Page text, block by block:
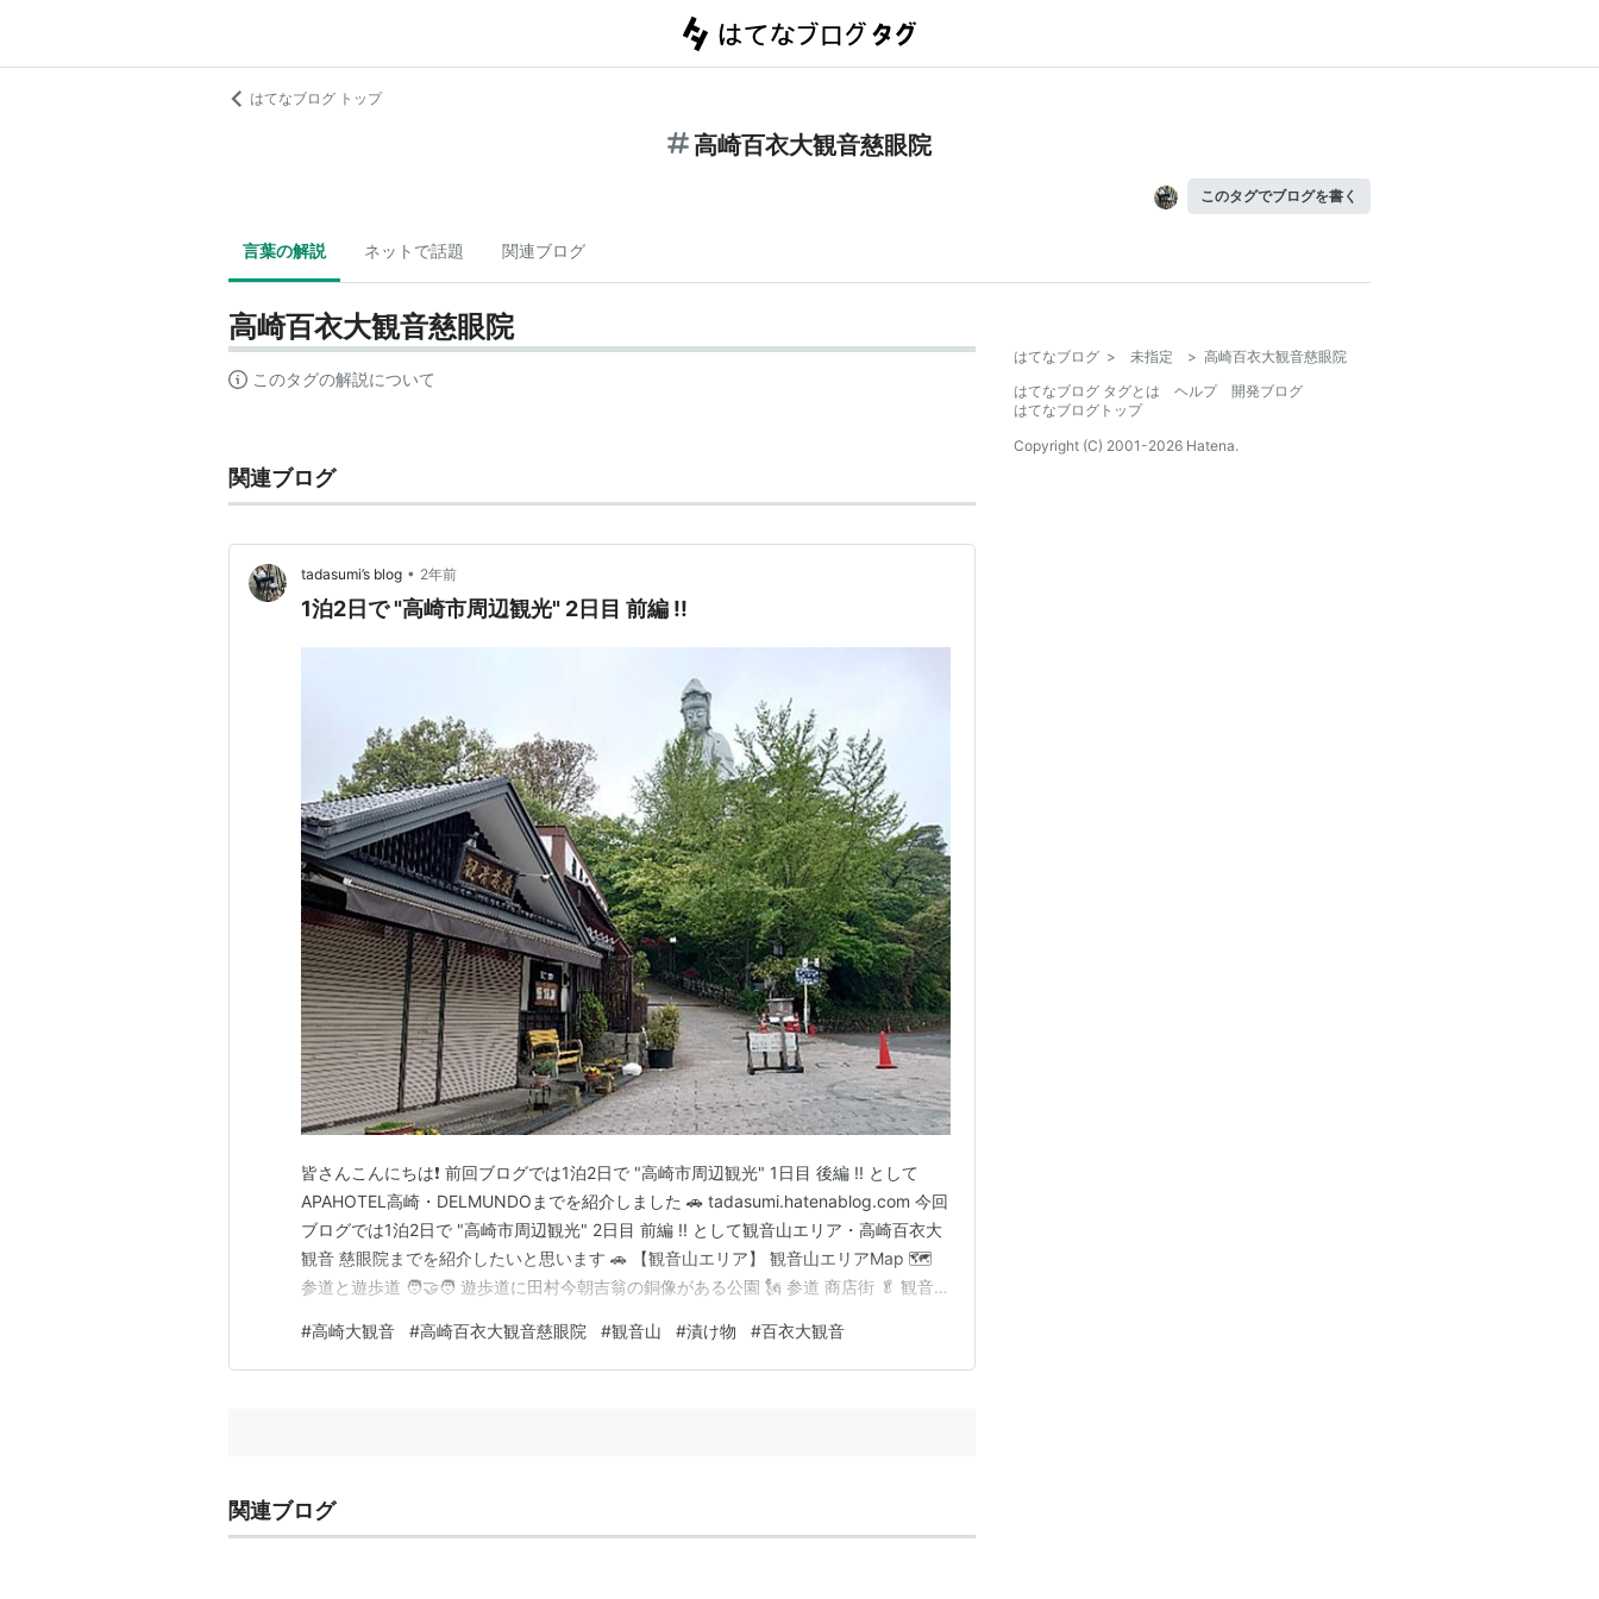
はてなブログ トップ
高崎百衣大観音慈眼院
このタグでブログを書く
言葉の解説 ネットで話題 関連ブログ
高崎百衣大観音慈眼院
このタグの解説について
関連ブログ
tadasumi’s blog • 2年前
1泊2日で "高崎市周辺観光" 2日目 前編 !!
皆さんこんにちは❗ 前回ブログでは1泊2日で "高崎市周辺観光" 1日目 後編 !! として
APAHOTEL高崎・DELMUNDOまでを紹介しました 🚗 tadasumi.hatenablog.com 今回
ブログでは1泊2日で "高崎市周辺観光" 2日目 前編 !! として観音山エリア・高崎百衣大
観音 慈眼院までを紹介したいと思います 🚗 【観音山エリア】 観音山エリアMap 🗺️
参道と遊歩道 🧑‍🤝‍🧑 遊歩道に田村今朝吉翁の銅像がある公園 🗽 参道 商店街 🥬 観音茶
まらんかった ...... 勿論、買い…
#高崎大観音 #高崎百衣大観音慈眼院 #観音山 #漬け物 #百衣大観音
関連ブログ
はてなブログ > 未指定 > 高崎百衣大観音慈眼院
はてなブログ タグとは
ヘルプ
開発ブログ
はてなブログトップ
Copyright (C) 2001-2026 Hatena.